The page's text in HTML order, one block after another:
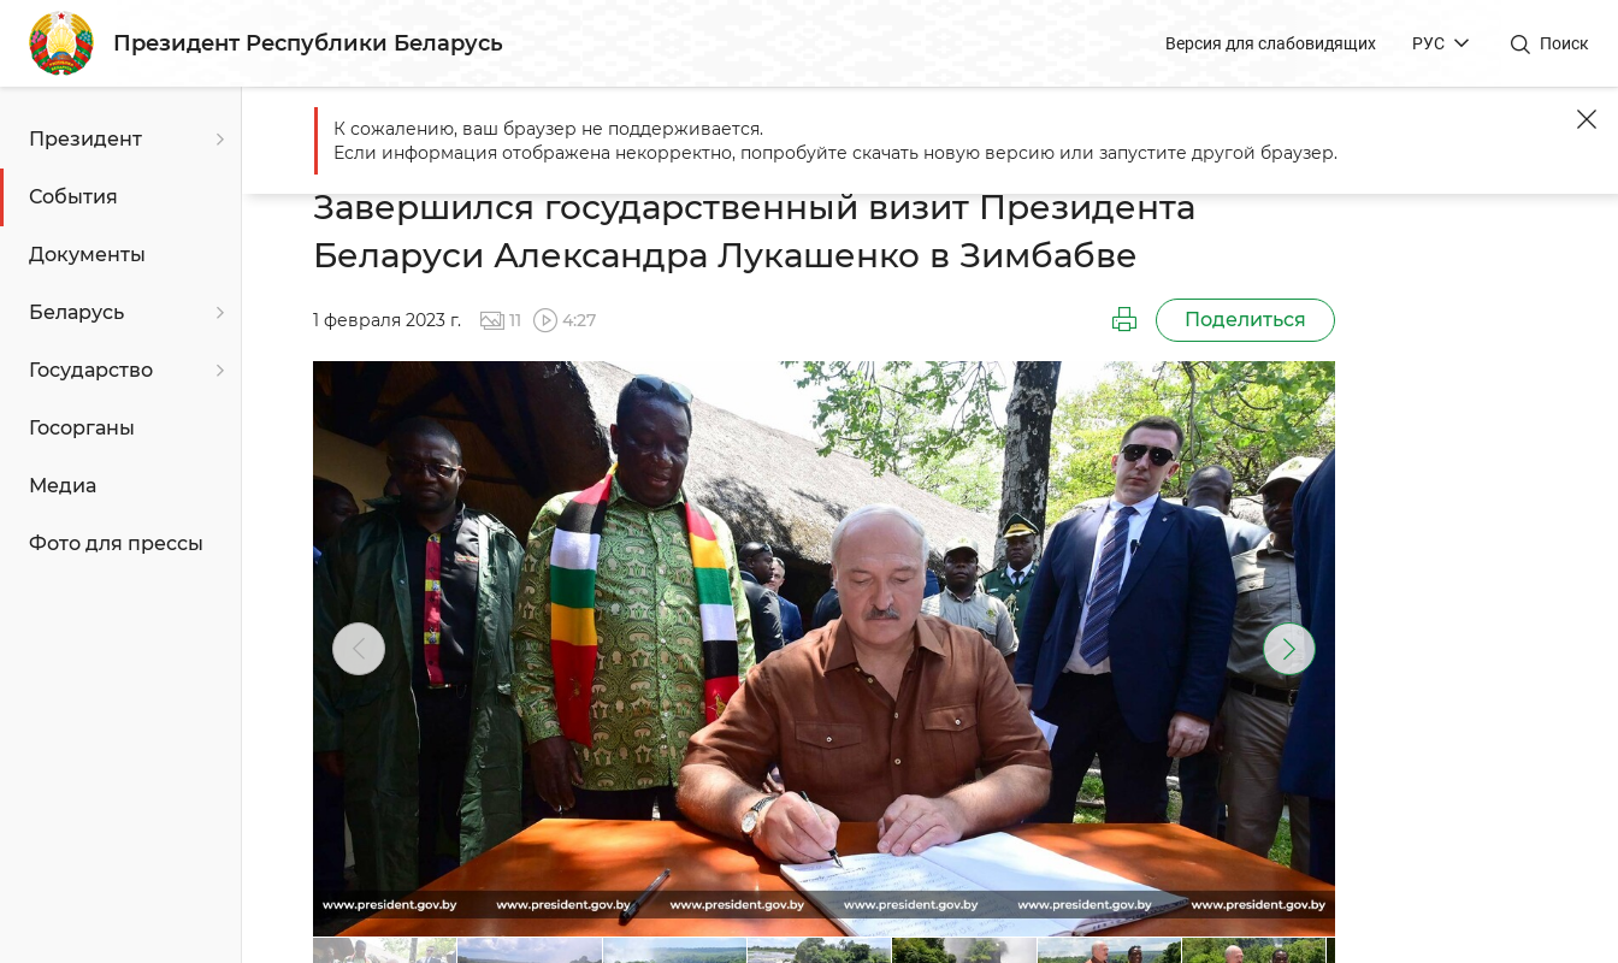
Президент Республики Беларусь Версия для слабовидящих РУС Поиск
Президент
События
Документы
Беларусь
Государство
Госорганы
Медиа
Фото для прессы
Главная События Завершился государственный визит Президента Беларуси Александра Лукашенко в Зимбабве
Завершился государственный визит Президента
Беларуси Александра Лукашенко в Зимбабве
1 февраля 2023 г. 11 4:27 Поделиться
К сожалению, ваш браузер не поддерживается.
Если информация отображена некорректно, попробуйте скачать новую версию или запустите другой браузер.